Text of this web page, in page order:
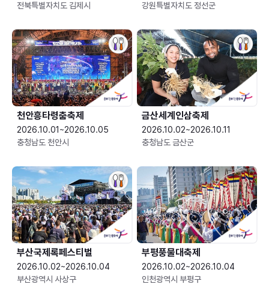
전북특별자치도 김제시
강원특별자치도 정선군
천안흥타령춤축제
2026.10.01~2026.10.05
충청남도 천안시
금산세계인삼축제
2026.10.02~2026.10.11
충청남도 금산군
부산국제록페스티벌
2026.10.02~2026.10.04
부산광역시 사상구
부평풍물대축제
2026.10.02~2026.10.04
인천광역시 부평구